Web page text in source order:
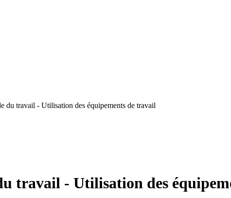
du travail - Utilisation des équipements de travail
travail - Utilisation des